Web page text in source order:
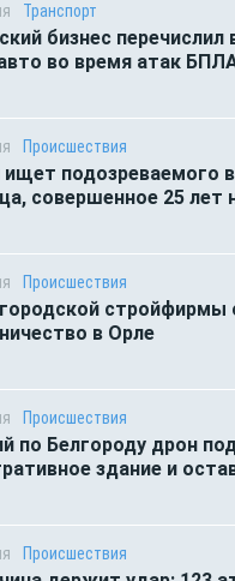
Транспорт
бизнес перечислил
во время атак
Происшествия
ищет подозреваемого
совершенное 25 лет
Происшествия
стройфирмы
в Орле
Происшествия
по Белгороду дрон
здание и
Происшествия